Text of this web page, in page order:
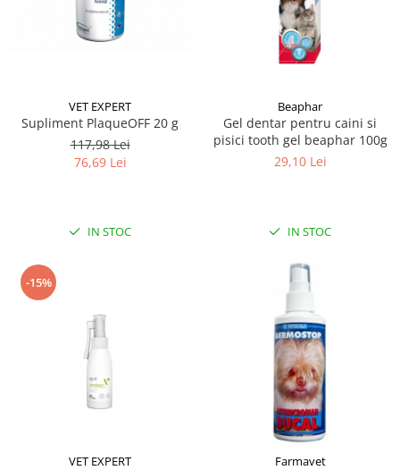
VET EXPERT
Supliment PlaqueOFF 20 g
117,98 Lei
76,69 Lei
IN STOC
Beaphar
Gel dentar pentru caini si
pisici tooth gel beaphar 100g
29,10 Lei
IN STOC
-15%
VET EXPERT Farmavet